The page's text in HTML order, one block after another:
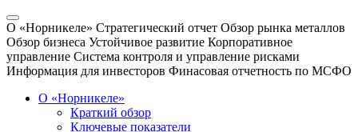
О «Норникеле» Стратегический отчет Обзор рынка металлов
Обзор бизнеса Устойчивое развитие Корпоративное
управление Система контроля и управление рисками
Информация для инвесторов Финасовая отчетность по МСФО
О «Норникеле»
Краткий обзор
Ключевые показатели